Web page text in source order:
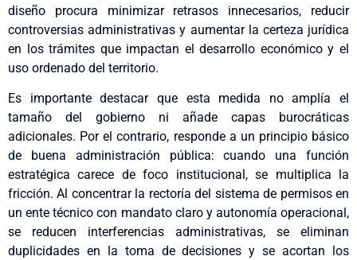
diseño procura minimizar retrasos innecesarios, reducir
controversias administrativas y aumentar la certeza jurídica
en los trámites que impactan el desarrollo económico y el
uso ordenado del territorio.
Es importante destacar que esta medida no amplía el
tamaño del gobierno ni añade capas burocráticas
adicionales. Por el contrario, responde a un principio básico
de buena administración pública: cuando una función
estratégica carece de foco institucional, se multiplica la
fricción. Al concentrar la rectoría del sistema de permisos en
un ente técnico con mandato claro y autonomía operacional,
se reducen interferencias administrativas, se eliminan
duplicidades en la toma de decisiones y se acortan los